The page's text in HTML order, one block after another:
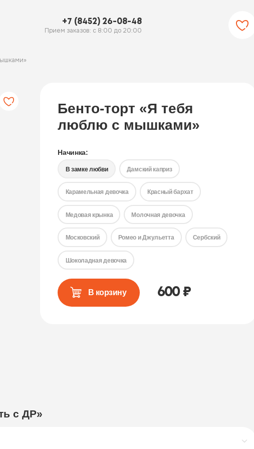
+7 (8452) 26-08-48
Прием заказов: с 8:00 до 20:00
Бенто-торт «Я тебя
люблю с мышками»
Начинка:
В замке любви Дамский каприз
Карамельная девочка Красный бархат
Медовая крынка Молочная девочка
Московский Ромео и Джульетта Сербский
Шоколадная девочка
В корзину 600₽
с ДР»